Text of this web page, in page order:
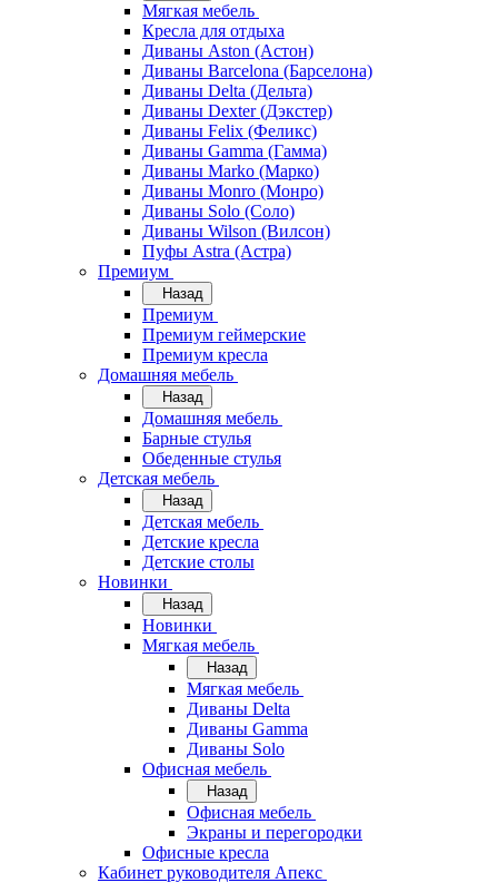
Мягкая мебель
Кресла для отдыха
Диваны Aston (Астон)
Диваны Barcelona (Барселона)
Диваны Delta (Дельта)
Диваны Dexter (Дэкстер)
Диваны Felix (Феликс)
Диваны Gamma (Гамма)
Диваны Marko (Марко)
Диваны Monro (Монро)
Диваны Solo (Соло)
Диваны Wilson (Вилсон)
Пуфы Astra (Астра)
Премиум
Назад
Премиум
Премиум геймерские
Премиум кресла
Домашняя мебель
Назад
Домашняя мебель
Барные стулья
Обеденные стулья
Детская мебель
Назад
Детская мебель
Детские кресла
Детские столы
Новинки
Назад
Новинки
Мягкая мебель
Назад
Мягкая мебель
Диваны Delta
Диваны Gamma
Диваны Solo
Офисная мебель
Назад
Офисная мебель
Экраны и перегородки
Офисные кресла
Кабинет руководителя Апекс